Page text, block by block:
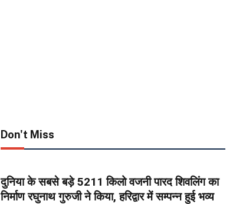
Don't Miss
दुनिया के सबसे बड़े 5211 किलो वजनी पारद शिवलिंग का
निर्माण रघुनाथ गुरुजी ने किया, हरिद्वार में सम्पन्न हुई भव्य